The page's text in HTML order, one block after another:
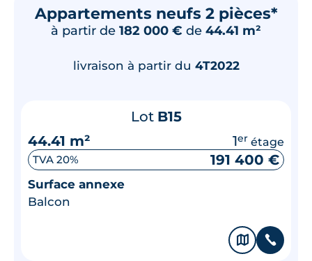
Appartements neufs 2 pièces*
à partir de 182 000 € de 44.41 m²
livraison à partir du 4T2022
Lot B15
44.41 m²
1er étage
TVA 20% 191 400 €
Surface annexe
Balcon
🗞 📞